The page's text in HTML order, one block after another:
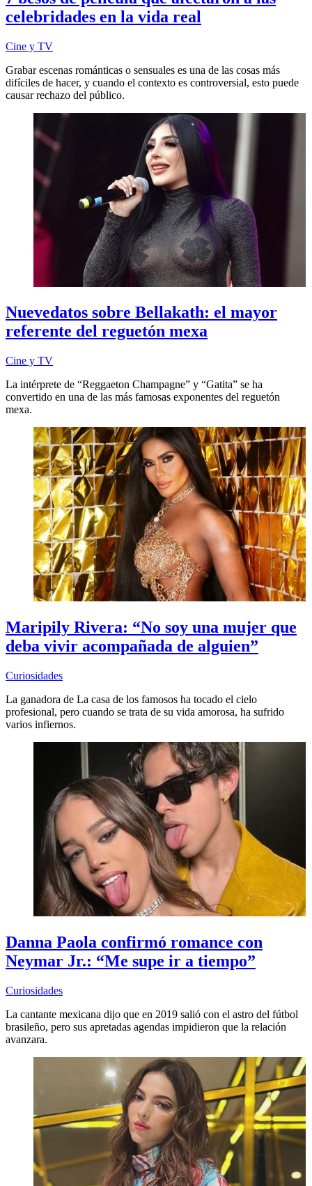
celebridades en la vida real
Cine y TV
Grabar escenas románticas o sensuales es una de las cosas más
difíciles de hacer, y cuando el contexto es controversial, esto puede
causar rechazo del público.
Nuevedatos sobre Bellakath: el mayor
referente del reguetón mexa
Cine y TV
La intérprete de “Reggaeton Champagne” y “Gatita” se ha
convertido en una de las más famosas exponentes del reguetón
mexa.
Maripily Rivera: “No soy una mujer que
deba vivir acompañada de alguien”
Curiosidades
La ganadora de La casa de los famosos ha tocado el cielo
profesional, pero cuando se trata de su vida amorosa, ha sufrido
varios infiernos.
Danna Paola confirmó romance con
Neymar Jr.: “Me supe ir a tiempo”
Curiosidades
La cantante mexicana dijo que en 2019 salió con el astro del fútbol
brasileño, pero sus apretadas agendas impidieron que la relación
avanzara.